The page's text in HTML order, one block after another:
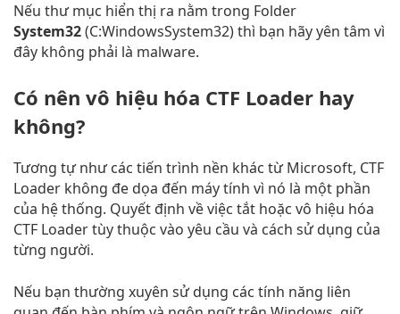
Nếu thư mục hiển thị ra nằm trong Folder
System32(C:WindowsSystem32) thì bạn hãy yên tâm vì
đây không phải là malware.
Có nên vô hiệu hóa CTF Loader hay
không?
Tương tự như các tiến trình nền khác từ Microsoft, CTF
Loader không đe dọa đến máy tính vì nó là một phần
của hệ thống. Quyết định về việc tắt hoặc vô hiệu hóa
CTF Loader tùy thuộc vào yêu cầu và cách sử dụng của
từng người.
Nếu bạn thường xuyên sử dụng các tính năng liên